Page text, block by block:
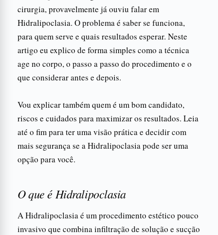
cirurgia, provavelmente já ouviu falar em
Hidralipoclasia. O problema é saber se funciona,
para quem serve e quais resultados esperar. Neste
artigo eu explico de forma simples como a técnica
age no corpo, o passo a passo do procedimento e o
que considerar antes e depois.
Vou explicar também quem é um bom candidato,
riscos e cuidados para maximizar os resultados. Leia
até o fim para ter uma visão prática e decidir com
mais segurança se a Hidralipoclasia pode ser uma
opção para você.
O que é Hidralipoclasia
A Hidralipoclasia é um procedimento estético pouco
invasivo que combina infiltração de solução e sucção